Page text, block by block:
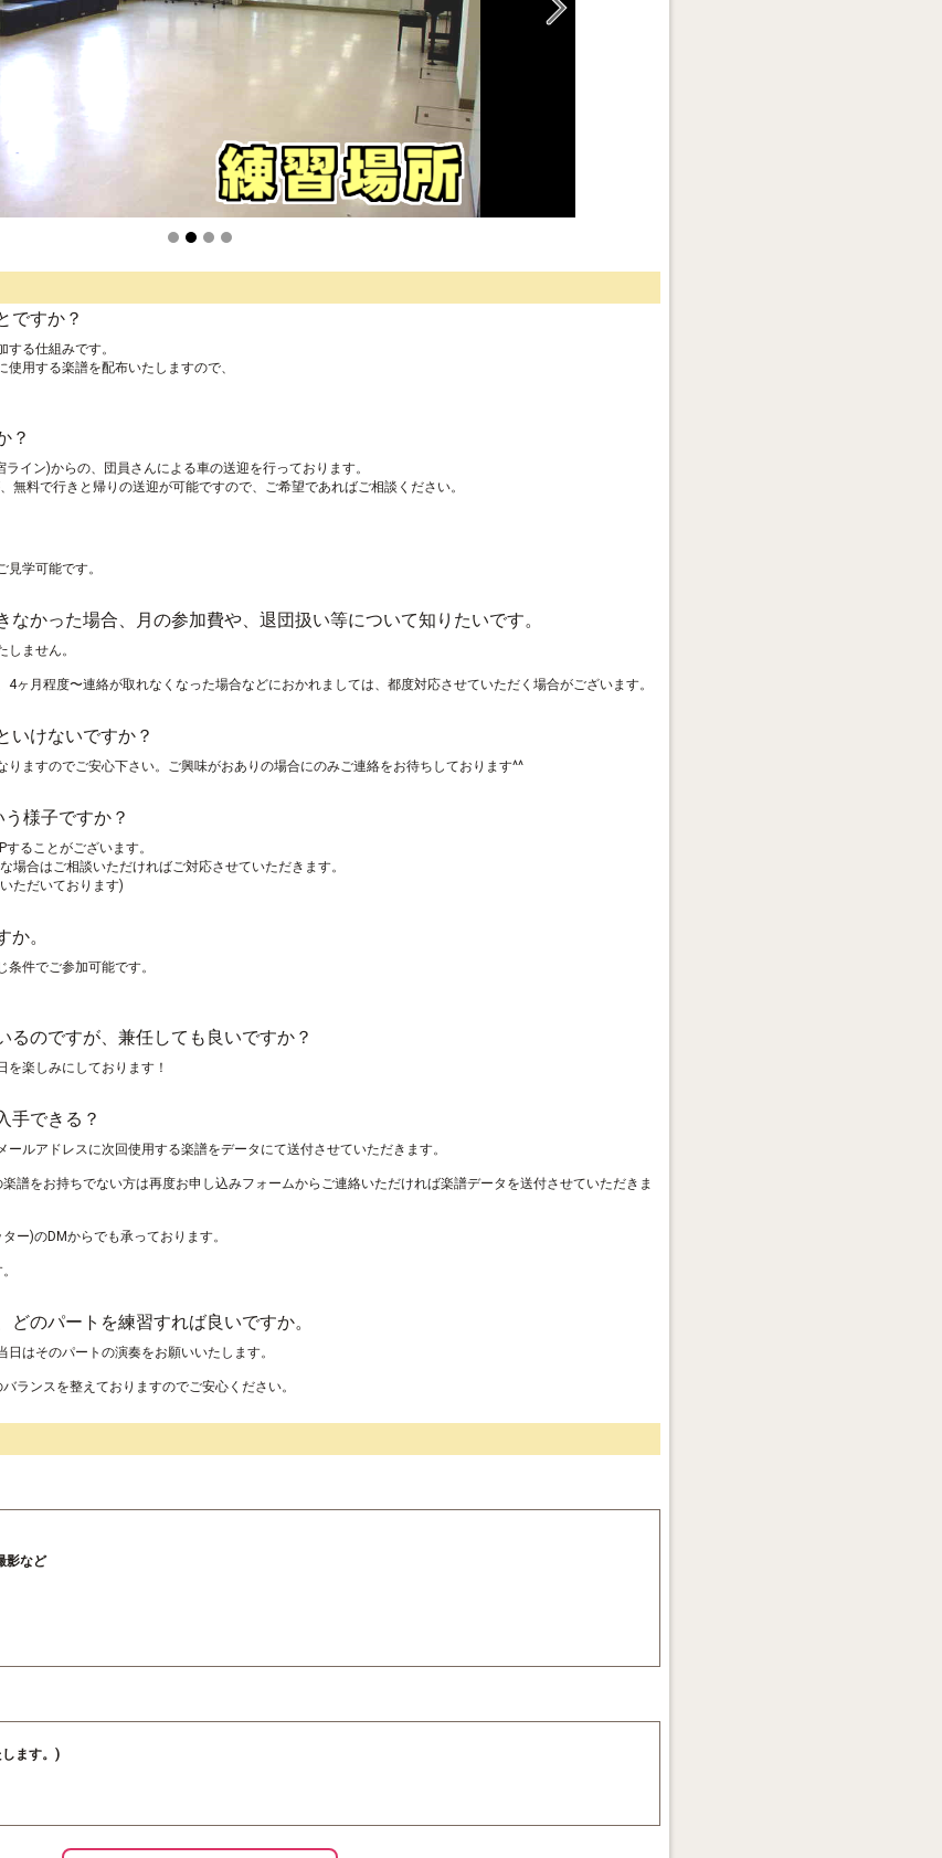
ですか？
る仕組みです。
用する楽譜を配布いたしますので、
？
イン)からの、団員さんによる車の送迎を行っております。
無料で行きと帰りの送迎が可能ですので、ご希望であればご相談ください。
学可能です。
なかった場合、月の参加費や、退団扱い等について知りたいです。
しません。
4ヶ月程度〜連絡が取れなくなった場合などにおかれましては、都度対応させていただく場合がございます。
いけないですか？
ますのでご安心下さい。ご興味がおありの場合にのみご連絡をお待ちしております^^
様子ですか？
ることがございます。
場合はご相談いただければご対応させていただきます。
ただいております)
。
件でご参加可能です。
るのですが、兼任しても良いですか？
楽しみにしております！
手できる？
ルアドレスに次回使用する楽譜をデータにて送付させていただきます。
譜をお持ちでない方は再度お申し込みフォームからご連絡いただければ楽譜データを送付させていただきま
ー)のDMからでも承っております。
のパートを練習すれば良いですか。
はそのパートの演奏をお願いいたします。
ランスを整えておりますのでご安心ください。
影など
ます。)